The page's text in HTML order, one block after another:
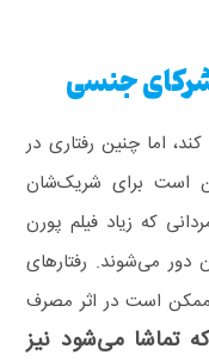
جنسی
اما چنین رفتاری در
است برای شریک‌شان
که زیاد فیلم پورن
دور می‌شوند. رفتارهای
ممکن است در اثر مصرف
تماشا می‌شود نیز